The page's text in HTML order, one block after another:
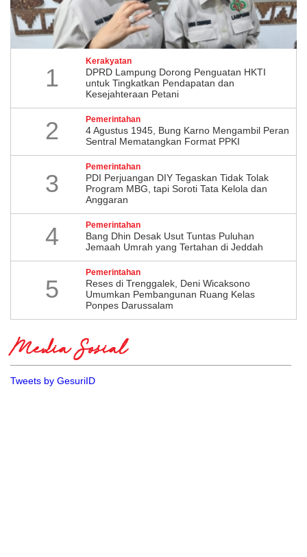
1
Kerakyatan
DPRD Lampung Dorong Penguatan HKTI
untuk Tingkatkan Pendapatan dan
Kesejahteraan Petani
2 Pemerintahan
4 Agustus 1945, Bung Karno Mengambil Peran
Sentral Mematangkan Format PPKI
3
Pemerintahan
PDI Perjuangan DIY Tegaskan Tidak Tolak
Program MBG, tapi Soroti Tata Kelola dan
Anggaran
4 Pemerintahan
Bang Dhin Desak Usut Tuntas Puluhan
Jemaah Umrah yang Tertahan di Jeddah
5
Pemerintahan
​Reses di Trenggalek, Deni Wicaksono
Umumkan Pembangunan Ruang Kelas
Ponpes Darussalam
Media Sosial
Tweets by GesuriID